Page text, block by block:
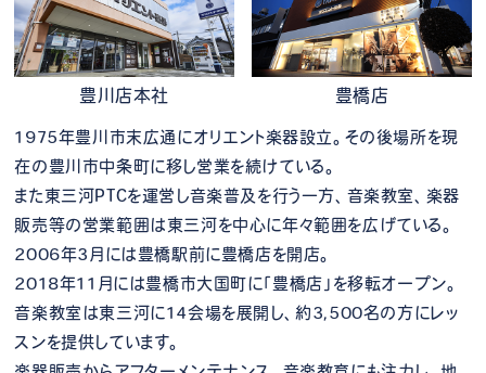
豊川店本社 豊橋店
1975年豊川市末広通にオリエント楽器設立。その後場所を現
在の豊川市中条町に移し営業を続けている。
また東三河PTCを運営し音楽普及を行う一方、音楽教室、楽器
販売等の営業範囲は東三河を中心に年々範囲を広げている。
2006年3月には豊橋駅前に豊橋店を開店。
2018年11月には豊橋市大国町に「豊橋店」を移転オープン。
音楽教室は東三河に14会場を展開し、約3,500名の方にレッ
スンを提供しています。